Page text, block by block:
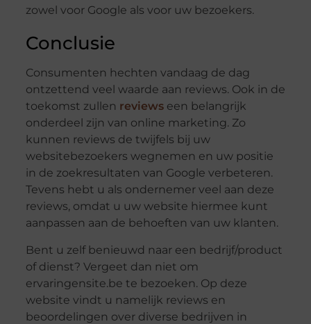
zowel voor Google als voor uw bezoekers.
Conclusie
Consumenten hechten vandaag de dag
ontzettend veel waarde aan reviews. Ook in de
toekomst zullen reviewseen belangrijk
onderdeel zijn van online marketing. Zo
kunnen reviews de twijfels bij uw
websitebezoekers wegnemen en uw positie
in de zoekresultaten van Google verbeteren.
Tevens hebt u als ondernemer veel aan deze
reviews, omdat u uw website hiermee kunt
aanpassen aan de behoeften van uw klanten.
Bent u zelf benieuwd naar een bedrijf/product
of dienst? Vergeet dan niet om
ervaringensite.be te bezoeken. Op deze
website vindt u namelijk reviews en
beoordelingen over diverse bedrijven in